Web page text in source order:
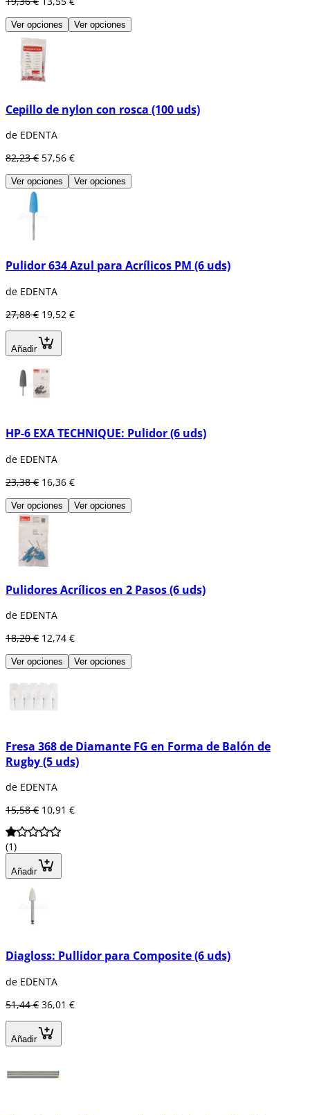
Ver opciones Ver opciones
Cepillo de nylon con rosca (100 uds)
de EDENTA
82,23 € 57,56 €
Ver opciones Ver opciones
Pulidor 634 Azul para Acrílicos PM (6 uds)
de EDENTA
27,88 € 19,52 €
Añadir
HP-6 EXA TECHNIQUE: Pulidor (6 uds)
de EDENTA
23,38 € 16,36 €
Ver opciones Ver opciones
Pulidores Acrílicos en 2 Pasos (6 uds)
de EDENTA
18,20 € 12,74 €
Ver opciones Ver opciones
Fresa 368 de Diamante FG en Forma de Balón de
Rugby (5 uds)
de EDENTA
15,58 € 10,91 €
(1)
Añadir
Diagloss: Pullidor para Composite (6 uds)
de EDENTA
51,44 € 36,01 €
Añadir